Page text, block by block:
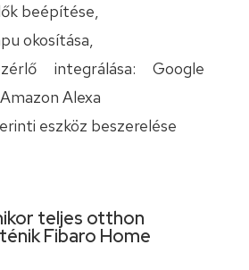
beépítése,
okosítása,
integrálása: Google
Alexa
eszköz beszerelése
teljes otthon
Fibaro Home